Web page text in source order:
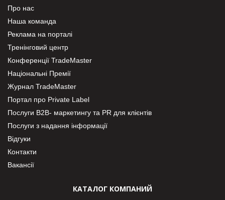
Про нас
Наша команда
Реклама на порталі
Тренінговий центр
Конференції TradeMaster
Національні Премії
Журнал TradeMaster
Портал про Private Label
Послуги В2В- маркетингу та PR для клієнтів
Послуги з надання інформації
Відгуки
Контакти
Вакансії
КАТАЛОГ КОМПАНИЙ